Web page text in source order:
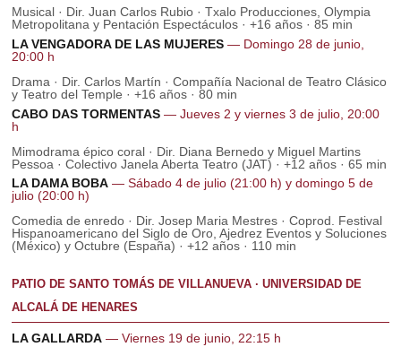
Musical · Dir. Juan Carlos Rubio · Txalo Producciones, Olympia
Metropolitana y Pentación Espectáculos · +16 años · 85 min
LA VENGADORA DE LAS MUJERES — Domingo 28 de junio,
20:00 h
Drama · Dir. Carlos Martín · Compañía Nacional de Teatro Clásico
y Teatro del Temple · +16 años · 80 min
CABO DAS TORMENTAS — Jueves 2 y viernes 3 de julio, 20:00
h
Mimodrama épico coral · Dir. Diana Bernedo y Miguel Martins
Pessoa · Colectivo Janela Aberta Teatro (JAT) · +12 años · 65 min
LA DAMA BOBA — Sábado 4 de julio (21:00 h) y domingo 5 de
julio (20:00 h)
Comedia de enredo · Dir. Josep Maria Mestres · Coprod. Festival
Hispanoamericano del Siglo de Oro, Ajedrez Eventos y Soluciones
(México) y Octubre (España) · +12 años · 110 min
PATIO DE SANTO TOMÁS DE VILLANUEVA · UNIVERSIDAD DE
ALCALÁ DE HENARES
LA GALLARDA — Viernes 19 de junio, 22:15 h